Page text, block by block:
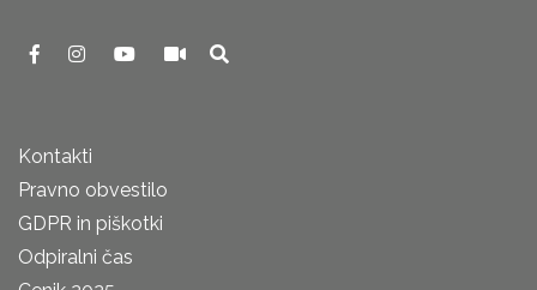
Kontakti
Pravno obvestilo
GDPR in piškotki
Odpiralni čas